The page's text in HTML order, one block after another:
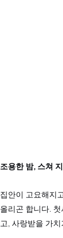
조용한 밤, 스쳐
집안이 고요해지
올리곤 합니다.
고, 사랑받을 가